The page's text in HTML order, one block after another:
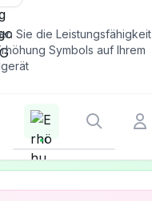
Sie die Leistungsfähigkeit
Symbols auf Ihrem